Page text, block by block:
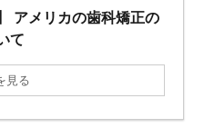
アメリカの歯科矯正の
て
見る